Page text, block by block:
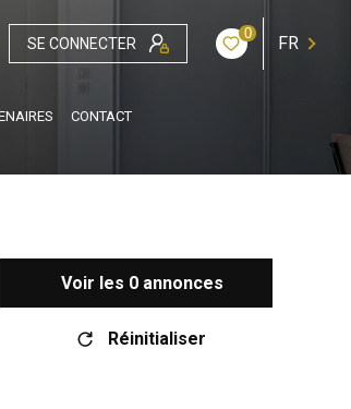
SE CONNECTER
0 FR
CONTACT
Voir les 0annonces
Réinitialiser